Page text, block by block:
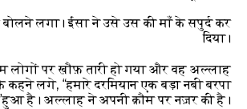
बोलने लगा। ईसा ने उसे उस की माँ के सपुर्द कर
दिया।
लोगों पर ख़ौफ़ तारी हो गया और वह अल्लाह
कहने लगे, “हमारे दरमियान एक बड़ा नबी बरपा
हुआ है। अल्लाह ने अपनी क़ौम पर नज़र की है।”